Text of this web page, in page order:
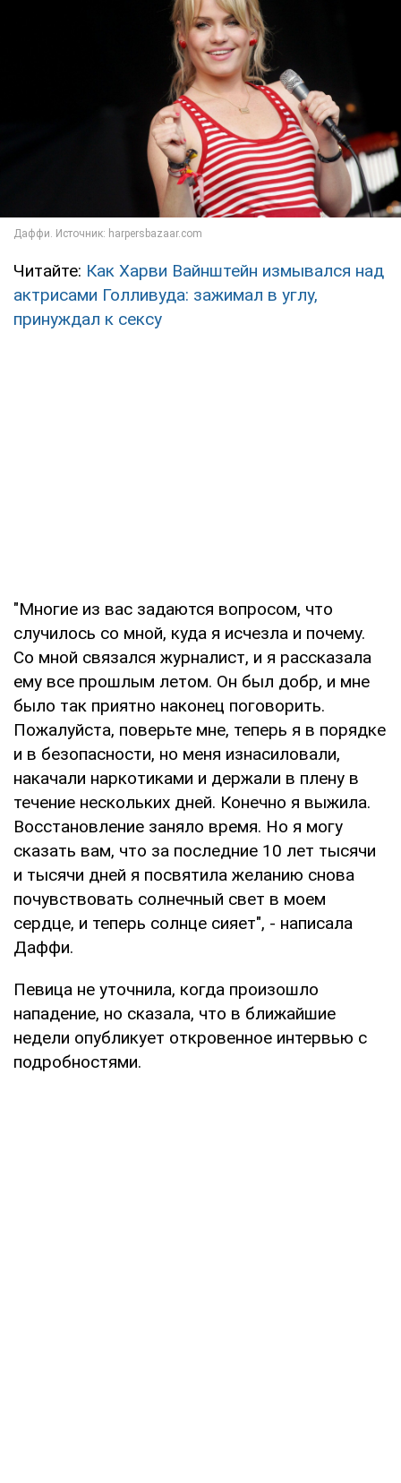
Читайте: Как Харви Вайнштейн измывался над
актрисами Голливуда: зажимал в углу,
принуждал к сексу
"Многие из вас задаются вопросом, что
случилось со мной, куда я исчезла и почему.
Со мной связался журналист, и я рассказала
ему все прошлым летом. Он был добр, и мне
было так приятно наконец поговорить.
Пожалуйста, поверьте мне, теперь я в порядке
и в безопасности, но меня изнасиловали,
накачали наркотиками и держали в плену в
течение нескольких дней. Конечно я выжила.
Восстановление заняло время. Но я могу
сказать вам, что за последние 10 лет тысячи
и тысячи дней я посвятила желанию снова
почувствовать солнечный свет в моем
сердце, и теперь солнце сияет", - написала
Даффи.
Певица не уточнила, когда произошло
нападение, но сказала, что в ближайшие
недели опубликует откровенное интервью с
подробностями.